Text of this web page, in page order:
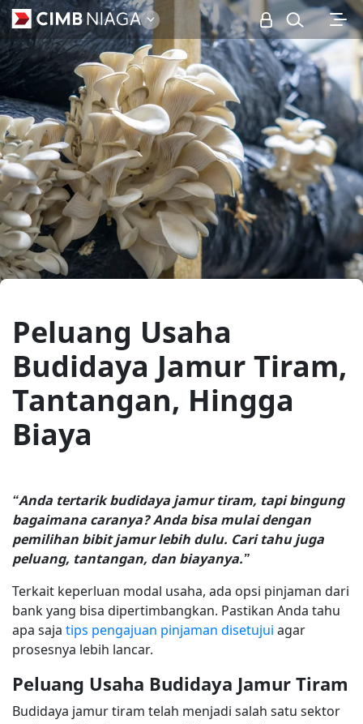
Personal
Peluang Usaha
Budidaya Jamur Tiram,
Tantangan, Hingga
Biaya
“Anda tertarik budidaya jamur tiram, tapi bingung
bagaimana caranya? Anda bisa mulai dengan
pemilihan bibit jamur lebih dulu. Cari tahu juga
peluang, tantangan, dan biayanya.”
Terkait keperluan modal usaha, ada opsi pinjaman dari
bank yang bisa dipertimbangkan. Pastikan Anda tahu
apa saja tips pengajuan pinjaman disetujui agar
prosesnya lebih lancar.
Peluang Usaha Budidaya Jamur Tiram
Budidaya jamur tiram telah menjadi salah satu sektor